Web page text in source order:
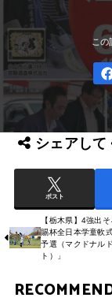
シェアして
ポスト
【栃木県】4強出
賜杯全日本学童軟
予選（マクドナル
ト）」